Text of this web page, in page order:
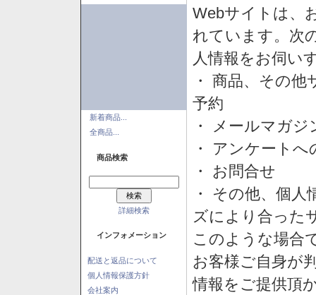
新着商品...
全商品...
商品検索
詳細検索
インフォメーション
配送と返品について
個人情報保護方針
会社案内
Webサイトは、
れています。次
人情報をお伺い
・ 商品、その
予約
・ メールマガ
・ アンケートへ
・ お問合せ
・ その他、個
ズにより合った
このような場合
お客様ご自身が
情報をご提供頂